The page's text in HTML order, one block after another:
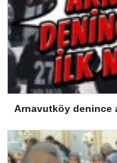
Arnavutköy denince